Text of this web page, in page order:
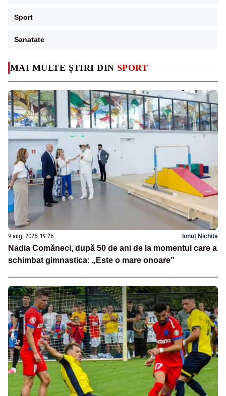
MAI MULTE ȘTIRI DIN SPORT
9 aug. 2026, 19:26 Ionuț Nichita
Nadia Comăneci, după 50 de ani de la momentul care a
schimbat gimnastica: „Este o mare onoare”
Sport
Sanatate